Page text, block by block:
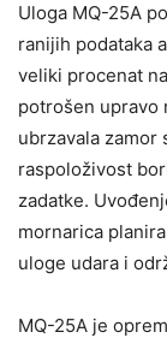
Uloga MQ-25A
ranijih podataka
veliki procenat
potrošen upravo
ubrzavala zamor
raspoloživost
zadatke.
mornarica
uloge udara i
MQ-25A je